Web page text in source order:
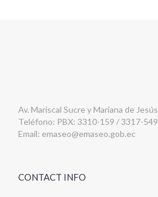
Av. Mariscal Sucre y Mariana de Jesús
Teléfono: PBX: 3310-159 / 3317-549
Email: emaseo@emaseo.gob.ec
CONTACT INFO